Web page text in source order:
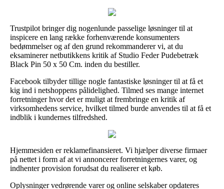
Trustpilot bringer dig nogenlunde passelige løsninger til at
inspicere en lang række forhenværende konsumenters
bedømmelser og af den grund rekommanderer vi, at du
eksaminerer netbutikkens kritik af Studio Feder Pudebetræk
Black Pin 50 x 50 Cm. inden du bestiller.
Facebook tilbyder tillige nogle fantastiske løsninger til at få et
kig ind i netshoppens pålidelighed. Tilmed ses mange internet
forretninger hvor det er muligt at frembringe en kritik af
virksomhedens service, hvilket tilmed burde anvendes til at få et
indblik i kundernes tilfredshed.
Hjemmesiden er reklamefinansieret. Vi hjælper diverse firmaer
på nettet i form af at vi annoncerer forretningernes varer, og
indhenter provision forudsat du realiserer et køb.
Oplysninger vedrørende varer og online selskaber opdateres